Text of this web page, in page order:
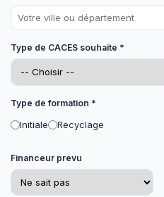
Type de CACES souhaite *
Type de formation *
Initiale Recyclage
Financeur prevu